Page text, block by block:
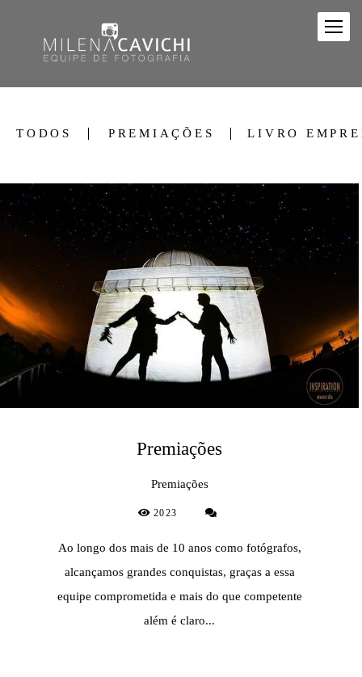
TODOS PREMIAÇÕES LIVRO
Premiações
Premiações
2023
Ao longo dos mais de 10 anos como fotógrafos,
alcançamos grandes conquistas, graças a essa
equipe comprometida e mais do que competente
além é claro...